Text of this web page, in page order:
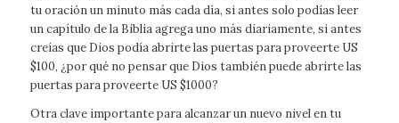
tu oración un minuto más cada día, si antes solo podías leer
un capítulo de la Biblia agrega uno más diariamente, si antes
creías que Dios podía abrirte las puertas para proveerte US
$100, ¿por qué no pensar que Dios también puede abrirte las
puertas para proveerte US $1000?
Otra clave importante para alcanzar un nuevo nivel en tu